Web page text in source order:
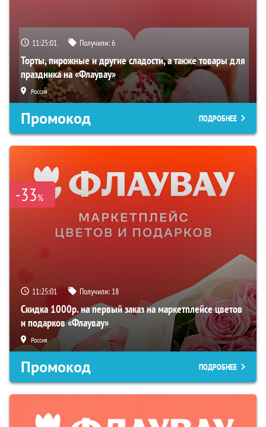
11:25:00 Получили:6
Торты, пирожные и другие сладости, а также товары для
праздника на «Флаувау»
Россия
Промокод ПОДРОБНЕЕ
-33%
11:25:00 Получили: 18
Скидка 1000р. на первый заказ на маркетплейсе цветов
и подарков «Флаувау»
Россия
Промокод ПОДРОБНЕЕ